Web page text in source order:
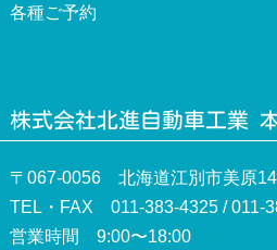
各種ご予約
株式会社北進自動車工業
〒067-0056 北海道江別市美原
TEL・FAX 011-383-4325 / 011-
営業時間 9:00〜18:00